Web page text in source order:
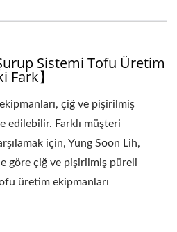
DREDGING,
SOYA
DREDGING,
SOYA
ÖĞÜTME,
Sistemi Tofu Üretim
Fark】
çiğ ve pişirilmiş
edilebilir. Farklı müşteri
için, Yung Soon Lih,
göre çiğ ve pişirilmiş püreli
üretim ekipmanları